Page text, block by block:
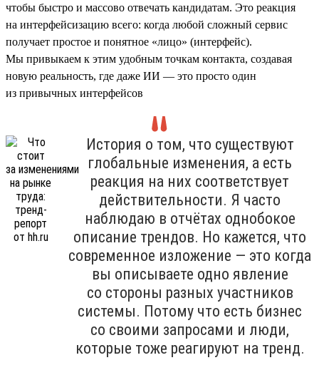
чтобы быстро и массово отвечать кандидатам. Это реакция
на интерфейсизацию всего: когда любой сложный сервис
получает простое и понятное «лицо» (интерфейс).
Мы привыкаем к этим удобным точкам контакта, создавая
новую реальность, где даже ИИ — это просто один
из привычных интерфейсов
История о том, что существуют
глобальные изменения, а есть
реакция на них соответствует
действительности. Я часто
наблюдаю в отчётах однобокое
описание трендов. Но кажется, что
современное изложение — это когда
вы описываете одно явление
со стороны разных участников
системы. Потому что есть бизнес
со своими запросами и люди,
которые тоже реагируют на тренд.